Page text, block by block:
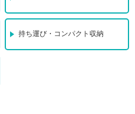
持ち運び・コンパクト収納